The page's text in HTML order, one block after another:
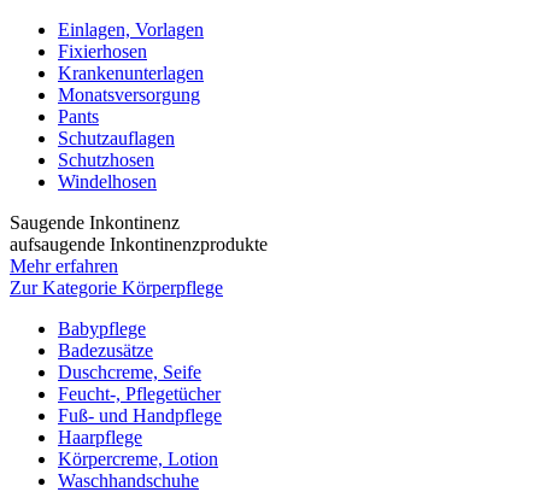
Einlagen, Vorlagen
Fixierhosen
Krankenunterlagen
Monatsversorgung
Pants
Schutzauflagen
Schutzhosen
Windelhosen
Saugende Inkontinenz
aufsaugende Inkontinenzprodukte
Mehr erfahren
Zur Kategorie Körperpflege
Babypflege
Badezusätze
Duschcreme, Seife
Feucht-, Pflegetücher
Fuß- und Handpflege
Haarpflege
Körpercreme, Lotion
Waschhandschuhe